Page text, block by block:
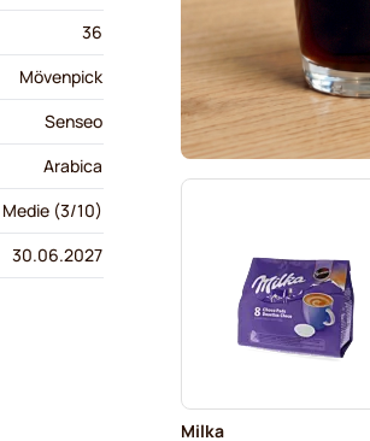
Milka
36
Mövenpick
Senseo
Arabica
Medie (3/10)
30.06.2027